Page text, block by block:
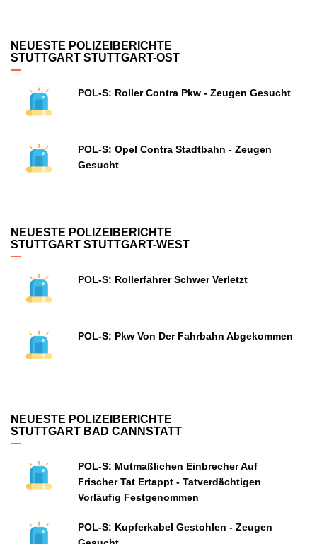
NEUESTE POLIZEIBERICHTE
STUTTGART STUTTGART-OST
POL-S: Roller Contra Pkw - Zeugen Gesucht
POL-S: Opel Contra Stadtbahn - Zeugen
Gesucht
NEUESTE POLIZEIBERICHTE
STUTTGART STUTTGART-WEST
POL-S: Rollerfahrer Schwer Verletzt
POL-S: Pkw Von Der Fahrbahn Abgekommen
NEUESTE POLIZEIBERICHTE
STUTTGART BAD CANNSTATT
POL-S: Mutmaßlichen Einbrecher Auf
Frischer Tat Ertappt - Tatverdächtigen
Vorläufig Festgenommen
POL-S: Kupferkabel Gestohlen - Zeugen